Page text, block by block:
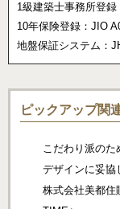
1級建築士事務所登
10年保険登録：JIO
地盤保証システム：
ピックアップ関
こだわり派のた
デザインに妥協
株式会社美都住